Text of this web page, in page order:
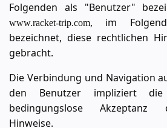
Folgenden als "Benutzer"
www.racket-trip.com, im
bezeichnet, diese rechtlichen
gebracht.
Die Verbindung und Navigation
den Benutzer impliziert
bedingungslose Akzeptanz
Hinweise.